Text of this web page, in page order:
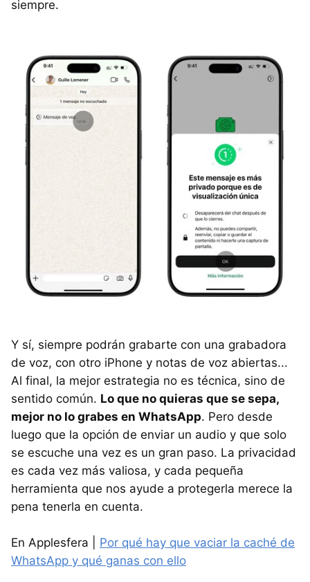
siempre.
Y sí, siempre podrán grabarte con una grabadora
de voz, con otro iPhone y notas de voz abiertas...
Al final, la mejor estrategia no es técnica, sino de
sentido común. Lo que no quieras que se sepa,
mejor no lo grabes en WhatsApp. Pero desde
luego que la opción de enviar un audio y que solo
se escuche una vez es un gran paso. La privacidad
es cada vez más valiosa, y cada pequeña
herramienta que nos ayude a protegerla merece la
pena tenerla en cuenta.
En Applesfera | Por qué hay que vaciar la caché de
WhatsApp y qué ganas con ello